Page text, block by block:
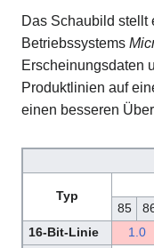
Das Schaubild stellt
Betriebssystems
Erscheinungsdaten
Produktlinien auf
einen besseren
Typ
85
16-Bit-Linie
1.0